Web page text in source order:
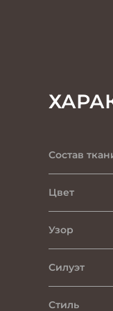
Состав
Цвет
Узор
Силуэт
Стиль